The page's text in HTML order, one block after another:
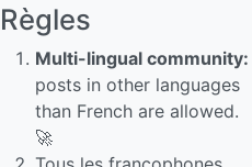
Règles
Multi-lingual community:
posts in other languages
than French are allowed.
🚀